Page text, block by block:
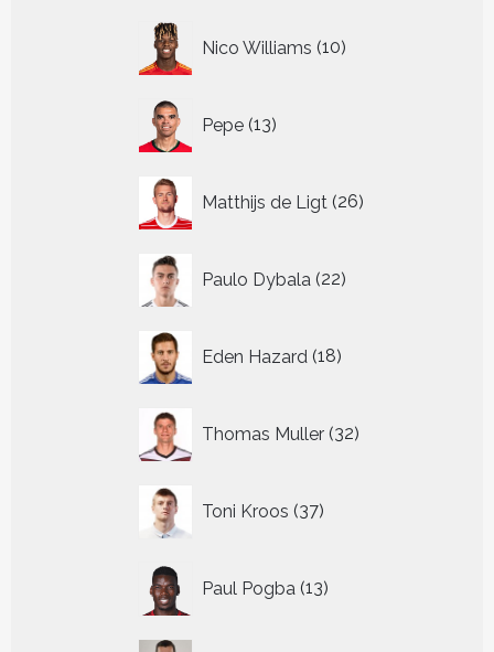
Nico Williams 10
producten
Pepe 13
producten
Matthijs de Ligt 26
producten
Paulo Dybala 22
producten
Eden Hazard 18
producten
Thomas Muller 32
producten
Toni Kroos 37
producten
Paul Pogba 13
producten